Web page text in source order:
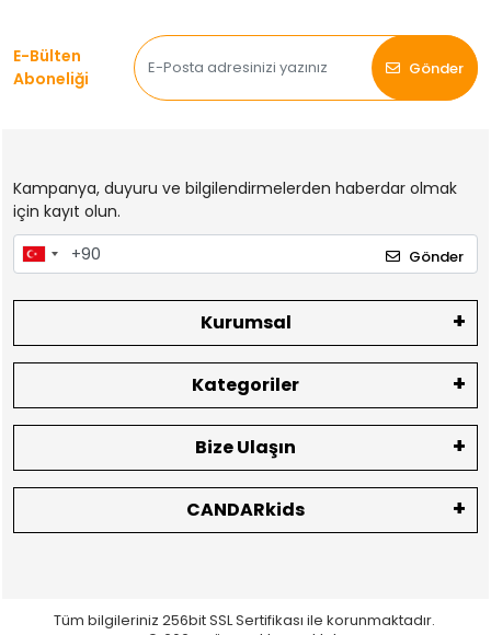
E-Bülten
Aboneliği
Gönder
Kampanya, duyuru ve bilgilendirmelerden haberdar olmak
için kayıt olun.
Gönder
Kurumsal
Kategoriler
Bize Ulaşın
CANDARkids
Tüm bilgileriniz 256bit SSL Sertifikası ile korunmaktadır.